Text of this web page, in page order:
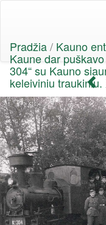
Pradžia/ Kauno
Kaune dar puškavo
304“ su Kauno
keleiviniu